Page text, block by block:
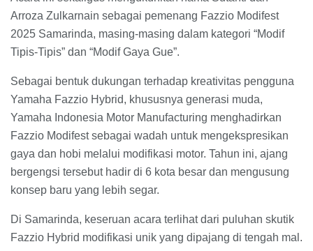
Arroza Zulkarnain sebagai pemenang Fazzio Modifest
2025 Samarinda, masing-masing dalam kategori “Modif
Tipis-Tipis” dan “Modif Gaya Gue”.
Sebagai bentuk dukungan terhadap kreativitas pengguna
Yamaha Fazzio Hybrid, khususnya generasi muda,
Yamaha Indonesia Motor Manufacturing menghadirkan
Fazzio Modifest sebagai wadah untuk mengekspresikan
gaya dan hobi melalui modifikasi motor. Tahun ini, ajang
bergengsi tersebut hadir di 6 kota besar dan mengusung
konsep baru yang lebih segar.
Di Samarinda, keseruan acara terlihat dari puluhan skutik
Fazzio Hybrid modifikasi unik yang dipajang di tengah mal.